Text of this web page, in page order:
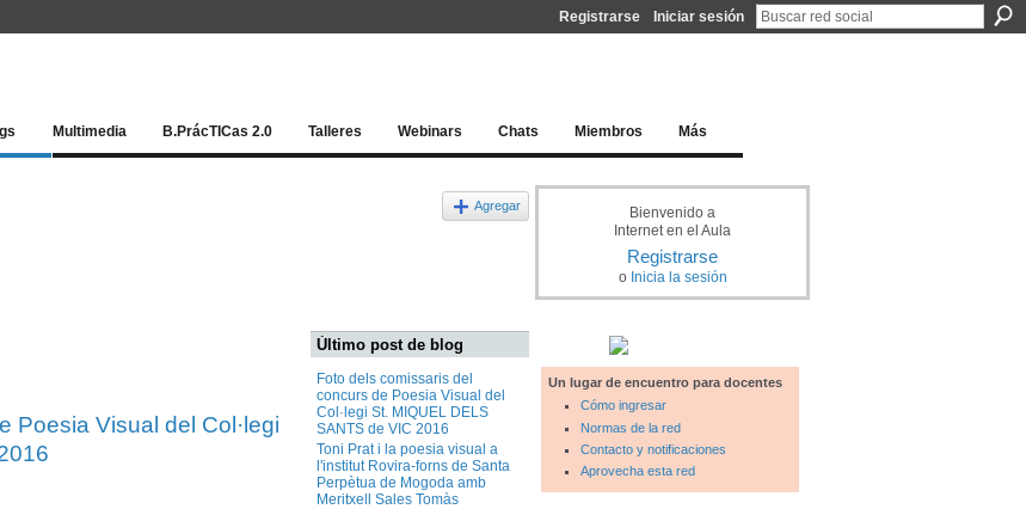
Registrarse Iniciar sesión
Multimedia B.PrácTICas 2.0 Talleres Webinars Chats Miembros Más
Agregar
Poesia Visual del Col·legi
Último post de blog
Foto dels comissaris del
concurs de Poesia Visual del
Col·legi St. MIQUEL DELS
SANTS de VIC 2016
Toni Prat i la poesia visual a
l'institut Rovira-forns de Santa
Perpètua de Mogoda amb
Meritxell Sales Tomàs
Bienvenido a
Internet en el Aula
Registrarse
o Inicia la sesión
Un lugar de encuentro para docentes
Cómo ingresar
Normas de la red
Contacto y notificaciones
Aprovecha esta red